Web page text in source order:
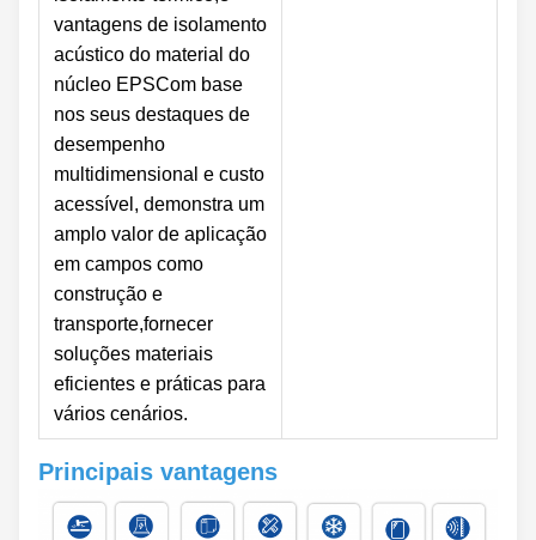
vantagens de isolamento
acústico do material do
núcleo EPSCom base
nos seus destaques de
desempenho
multidimensional e custo
acessível, demonstra um
amplo valor de aplicação
em campos como
construção e
transporte,fornecer
soluções materiais
eficientes e práticas para
vários cenários.
Principais vantagens